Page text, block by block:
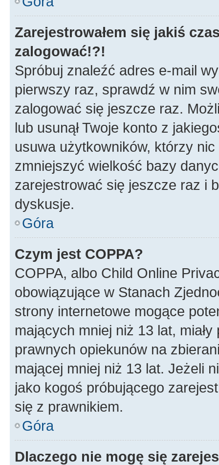
Zarejestrowałem się jakiś
zalogować!?!
Spróbuj znaleźć adres e-mail
pierwszy raz, sprawdź w nim
zalogować się jeszcze raz.
lub usunął Twoje konto z
usuwa użytkowników, którzy
zmniejszyć wielkość bazy
zarejestrować się jeszcze raz i
dyskusje.
Góra
Czym jest COPPA?
COPPA, albo Child Online
obowiązujące w Stanach
strony internetowe mogące
mających mniej niż 13 lat,
prawnych opiekunów na
mającej mniej niż 13 lat. Jeżeli
jako kogoś próbującego
się z prawnikiem.
Góra
Dlaczego nie mogę się